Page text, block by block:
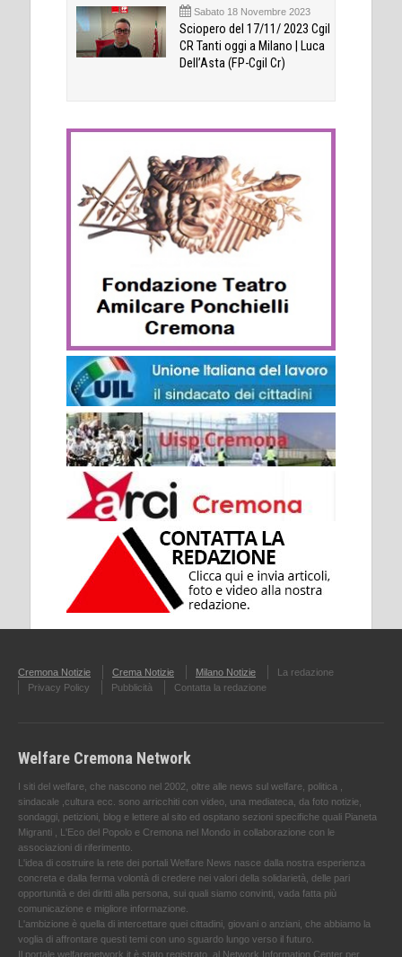
Sabato 18 Novembre 2023
Sciopero del 17/11/ 2023 Cgil
CR Tanti oggi a Milano | Luca
Dell’Asta (FP-Cgil Cr)
Cremona Notizie Crema Notizie Milano Notizie
La redazione
Privacy Policy
Pubblicità Contatta la redazione
Welfare Cremona Network
I siti del welfare, che nascono nel 2002, oltre alle news sul welfare, politica ,
sindacale ,cultura ecc. sono arricchiti con video, una mediateca, da foto notizie,
sondaggi, petizioni, blog e lettere al sito ed ospitano sezioni specifiche quali Pianeta
Migranti , L'Eco del Popolo e Cremona nel Mondo in collaborazione con le
associazioni di riferimento.
L'idea di costruire la rete dei portali Welfare News nasce dalla nostra esperienza
concreta e dalla ferma volontà di credere nei valori della solidarietà, delle pari
opportunità e dei diritti alla persona, sui quali siamo convinti, vada fatta più
comunicazione e migliore informazione.
L'ambizione è quella di intercettare quei cittadini, giovani o anziani, che abbiamo la
voglia di affrontare questi temi con uno sguardo lungo verso il futuro.
Il portale welfarenetwork.it è stato registrato, al Network Information Center per